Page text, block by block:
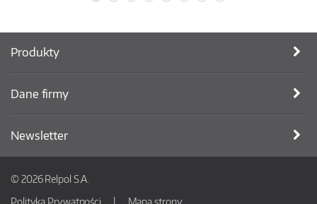
Produkty
Dane firmy
Newsletter
© 2026 Relpol S.A.
Polityka Prywatności
Mapa strony